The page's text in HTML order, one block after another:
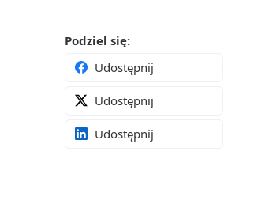
Podziel się:
Udostępnij
Udostępnij
Udostępnij